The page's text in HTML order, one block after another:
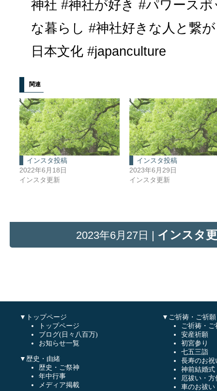
神社 #神社が好き #パワース
な暮らし #神社好きな人と繋
日本文化 #japanculture
関連
インスタ投稿
2022年6月18日
インスタ更新
インスタ投稿
2023年6月29日
インスタ更新
2023年6月27日 | インスタ
▼トップページ
トップページ
ブログ(日々八百万)
お知らせ一覧
▼歴史・由緒
歴史・ご祭神
年中行事
メディア掲載
▼ご祈祷・ご祈願
ご祈祷・
安産祈願
初宮参り
七五三詣
長寿のお祝
神前結婚式
厄祓い・方
車のお祓い